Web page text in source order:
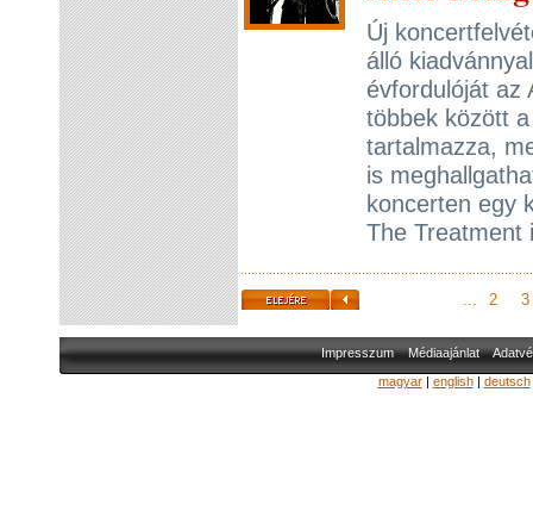
Új
álló
évfordulóját az
többek között
tartalmazza,
is
koncerten egy
The
... 2 3
Impresszum Médiaajánlat
magyar| english| deutsch